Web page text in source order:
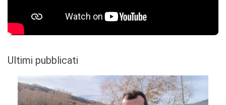
Ultimi pubblicati